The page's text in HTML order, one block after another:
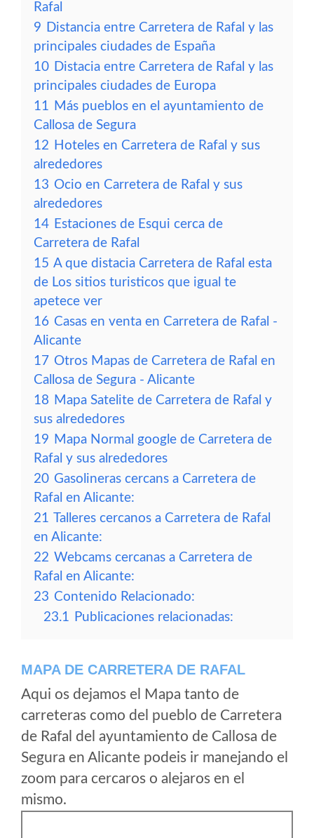
Rafal
9 Distancia entre Carretera de Rafal y las
principales ciudades de España
10 Distacia entre Carretera de Rafal y las
principales ciudades de Europa
11 Más pueblos en el ayuntamiento de
Callosa de Segura
12 Hoteles en Carretera de Rafal y sus
alrededores
13 Ocio en Carretera de Rafal y sus
alrededores
14 Estaciones de Esqui cerca de
Carretera de Rafal
15 A que distacia Carretera de Rafal esta
de Los sitios turisticos que igual te
apetece ver
16 Casas en venta en Carretera de Rafal -
Alicante
17 Otros Mapas de Carretera de Rafal en
Callosa de Segura - Alicante
18 Mapa Satelite de Carretera de Rafal y
sus alrededores
19 Mapa Normal google de Carretera de
Rafal y sus alrededores
20 Gasolineras cercans a Carretera de
Rafal en Alicante:
21 Talleres cercanos a Carretera de Rafal
en Alicante:
22 Webcams cercanas a Carretera de
Rafal en Alicante:
23 Contenido Relacionado:
23.1 Publicaciones relacionadas:
MAPA DE CARRETERA DE RAFAL
Aqui os dejamos el Mapa tanto de
carreteras como del pueblo de Carretera
de Rafal del ayuntamiento de Callosa de
Segura en Alicante podeis ir manejando el
zoom para cercaros o alejaros en el
mismo.